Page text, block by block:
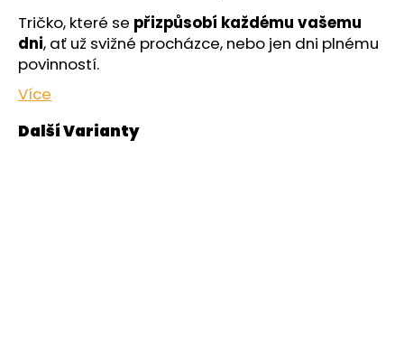
Tričko, které se přizpůsobí každému vašemu
dni, ať už svižné procházce, nebo jen dni plnému
povinností.
Více
ČERNÁ
759
Kč